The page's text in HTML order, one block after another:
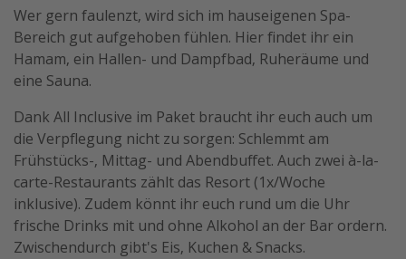
Wer gern faulenzt, wird sich im hauseigenen Spa-
Bereich gut aufgehoben fühlen. Hier findet ihr ein
Hamam, ein Hallen- und Dampfbad, Ruheräume und
eine Sauna.
Dank All Inclusive im Paket braucht ihr euch auch um
die Verpflegung nicht zu sorgen: Schlemmt am
Frühstücks-, Mittag- und Abendbuffet. Auch zwei à-la-
carte-Restaurants zählt das Resort (1x/Woche
inklusive). Zudem könnt ihr euch rund um die Uhr
frische Drinks mit und ohne Alkohol an der Bar ordern.
Zwischendurch gibt's Eis, Kuchen & Snacks.